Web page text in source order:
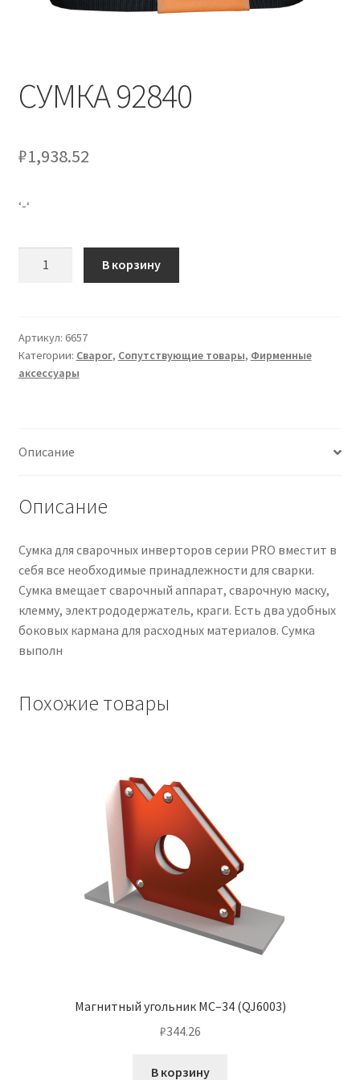
СУМКА 92840
₽1,938.52
‘-‘
В корзину
Артикул: 6657
Категории: Сварог, Сопутствующие товары, Фирменные
аксессуары
Описание
Описание
Сумка для сварочных инверторов серии PRO вместит в
себя все необходимые принадлежности для сварки.
Сумка вмещает сварочный аппарат, сварочную маску,
клемму, электрододержатель, краги. Есть два удобных
боковых кармана для расходных материалов. Сумка
выполн
Похожие товары
Магнитный угольник МС–34 (QJ6003)
₽344.26
В корзину